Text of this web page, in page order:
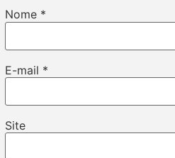
Nome *
E-mail *
Site